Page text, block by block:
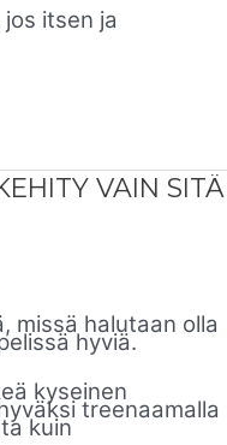
itsen ja
VAIN SITÄ
missä halutaan olla
hyviä.
kyseinen
treenaamalla
kuin